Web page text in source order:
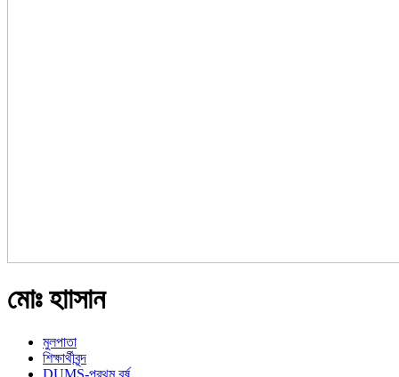
মোঃ হাাসান
মুলপাতা
শিক্ষার্থীবৃন্দ
DUMS-প্রথম বর্ষ